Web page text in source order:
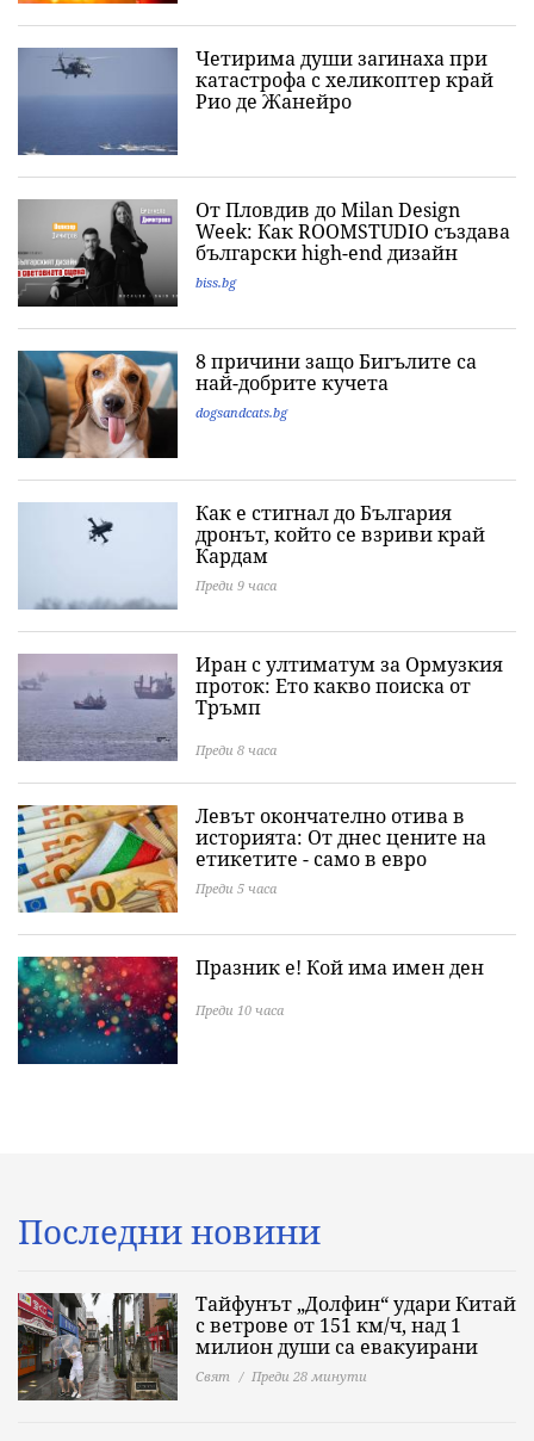
Четирима души загинаха при
катастрофа с хеликоптер край
Рио де Жанейро
От Пловдив до Milan Design
Week: Как ROOMSTUDIO създава
български high-end дизайн
biss.bg
8 причини защо Бигълите са
най-добрите кучета
dogsandcats.bg
Как е стигнал до България
дронът, който се взриви край
Кардам
Преди 9 часа
Иран с ултиматум за Ормузкия
проток: Ето какво поиска от
Тръмп
Преди 8 часа
Левът окончателно отива в
историята: Oт днес цените на
етикетите - само в евро
Преди 5 часа
Празник е! Кой има имен ден
Преди 10 часа
Последни новини
Тайфунът „Долфин“ удари Китай
с ветрове от 151 км/ч, над 1
милион души са евакуирани
Свят Преди 28 минути